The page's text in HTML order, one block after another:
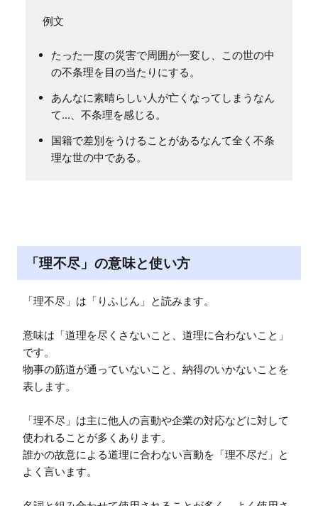
例文
たった一度の災害で周囲が一変し、この世の中
の不条理を目の当たりにする。
あんなに素晴らしい人が亡くなってしまうなん
て...、不条理を感じる。
国籍で差別をうけることがあるなんて全く不条
理な世の中である。
「理不尽」の意味と使い方
「理不尽」は「りふじん」と読みます。
意味は「道理を尽くさないこと、道理に合わないこと」
です。
物事の筋道が通っていないこと、納得のいかないことを
表します。
「理不尽」は主に他人の言動や企業の対応などに対して
使われることが多くあります。
誰かの故意による道理に合わない言動を「理不尽だ」と
よく言います。